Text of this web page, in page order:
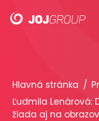
Brandy
Produkty
Hlavná stránka /
Ľudmila Lenárová:
žiada aj na